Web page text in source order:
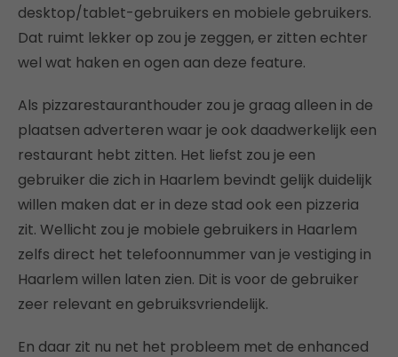
desktop/tablet-gebruikers en mobiele gebruikers.
Dat ruimt lekker op zou je zeggen, er zitten echter
wel wat haken en ogen aan deze feature.
Als pizzarestauranthouder zou je graag alleen in de
plaatsen adverteren waar je ook daadwerkelijk een
restaurant hebt zitten. Het liefst zou je een
gebruiker die zich in Haarlem bevindt gelijk duidelijk
willen maken dat er in deze stad ook een pizzeria
zit. Wellicht zou je mobiele gebruikers in Haarlem
zelfs direct het telefoonnummer van je vestiging in
Haarlem willen laten zien. Dit is voor de gebruiker
zeer relevant en gebruiksvriendelijk.
En daar zit nu net het probleem met de enhanced